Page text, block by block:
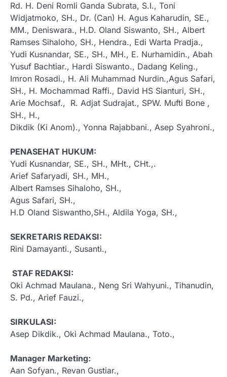
Rd. H. Deni Romli Ganda Subrata, S.I., Toni
Widjatmoko, SH., Dr. (Can) H. Agus Kaharudin, SE.,
MM., Deniswara., H.D. Oland Siswanto, SH., Albert
Ramses Sihaloho, SH., Hendra., Edi Warta Pradja.,
Yudi Kusnandar, SE., SH., MH., E. Nurhamidin., Abah
Yusuf Bachtiar., Hardi Siswanto., Dadang Keling.,
Imron Rosadi., H. Ali Muhammad Nurdin.,Agus Safari,
SH., H. Mochammad Raffi., David HS Sianturi, SH.,
Arie Mochsaf., R. Adjat Sudrajat., SPW. Mufti Bone ,
SH., H.,
Dikdik (Ki Anom)., Yonna Rajabbani., Asep Syahroni.,
PENASEHAT HUKUM:
Yudi Kusnandar, SE., SH., MHt., CHt.,.
Arief Safaryadi, SH., MH.,
Albert Ramses Sihaloho, SH.,
Agus Safari, SH.,
H.D Oland Siswantho,SH., Aldila Yoga, SH.,
SEKRETARIS REDAKSI:
Rini Damayanti., Susanti.,
STAF REDAKSI:
Oki Achmad Maulana., Neng Sri Wahyuni., Tihanudin,
S. Pd., Arief Fauzi.,
SIRKULASI:
Asep Dikdik., Oki Achmad Maulana., Toto.,
Manager Marketing:
Aan Sofyan., Revan Gustiar.,